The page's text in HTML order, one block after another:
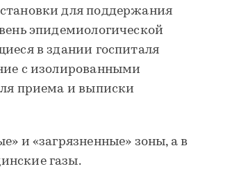
для поддержания
эпидемиологической
в здании госпиталя
с изолированными
приема и выписки
и «загрязненные» зоны, а в
газы.